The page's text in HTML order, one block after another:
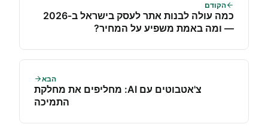
הקודם
כמה עולה לבנות אתר לעסק בישראל ב‑2026
— ומה באמת משפיע על המחיר?
הבא
צ'אטבוטים עם AI: מחליפים את מחלקת
התמיכה